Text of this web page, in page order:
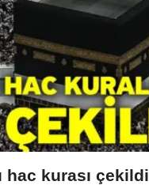
hac kurası çekildi